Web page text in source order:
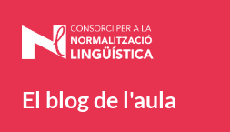
El blog de l'aula